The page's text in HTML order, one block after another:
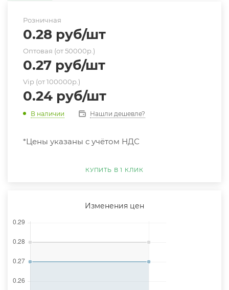
Розничная
0.28 руб/шт
Оптовая (от 50000р.)
0.27 руб/шт
Vip (от 100000р.)
0.24 руб/шт
В наличии Нашли дешевле?
*Цены указаны с учётом НДС
КУПИТЬ В 1 КЛИК
Изменения цен